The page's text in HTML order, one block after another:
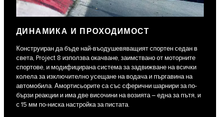
ДИНАМИКА И ПРОХОДИМОСТ
Конструиран да бъде най-въодушевяващият спортен седан в
света, Project 8 използва окачване, заимствано от моторните
спортове, и модифицирана система за задвижване на всички
колела за изключително усещане на водача и пъргавина на
автомобила. Амортисьорите са със сферични шарнири за по-
бързи реакции и има две височини на возията – една за пътя, и
с 15 мм по-ниска настройка за пистата.